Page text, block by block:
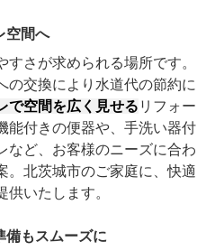
空間へ
すさが求められる場所です。
の交換により水道代の節約に
で空間を広く見せる リフォー
能付きの便器や、手洗い器付
など、お客様のニーズに合わ
。北茨城市のご家庭に、快適
いたします。
備もスムーズに